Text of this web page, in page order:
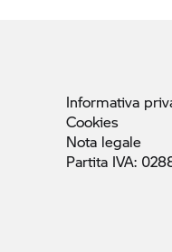
Informativa
Cookies
Nota legale
Partita IVA: